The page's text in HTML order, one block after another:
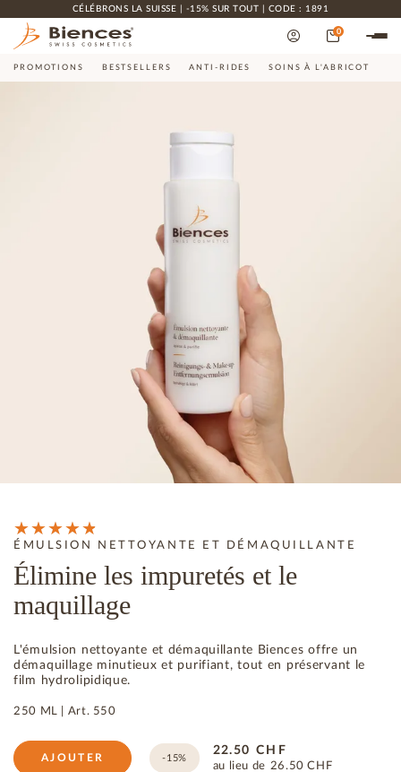
CÉLÉBRONS LA SUISSE | -15% SUR TOUT | CODE : 1891
0
PROMOTIONS BESTSELLERS ANTI-RIDES SOINS À L'ABRICOT
ÉMULSION NETTOYANTE ET DÉMAQUILLANTE
Élimine les impuretés et le
maquillage
L'émulsion nettoyante et démaquillante Biences offre un
démaquillage minutieux et purifiant, tout en préservant le
film hydrolipidique.
250 ML | Art. 550
AJOUTER -15%
22.50 CHF
au lieu de 26.50 CHF